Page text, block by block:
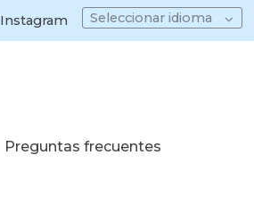
Instagram Seleccionar idioma
Preguntas frecuentes